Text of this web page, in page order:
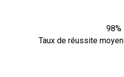
98%
Taux de réussite